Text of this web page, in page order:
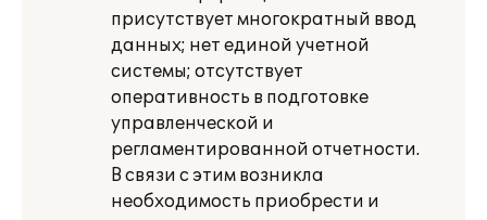
присутствует многократный ввод
данных; нет единой учетной
системы; отсутствует
оперативность в подготовке
управленческой и
регламентированной отчетности.
В связи с этим возникла
необходимость приобрести и